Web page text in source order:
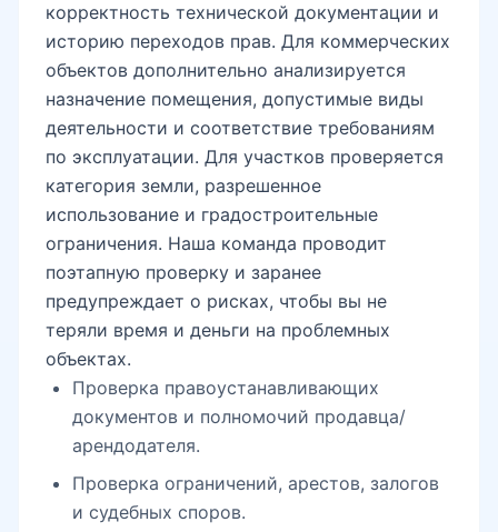
Мирабад Авеню
Westminster
Гранд Мир
ЦУМ рядом
Сквер Амира Темура рядом
Глинка
корректность технической документации и
историю переходов прав. Для коммерческих
объектов дополнительно анализируется
назначение помещения, допустимые виды
деятельности и соответствие требованиям
по эксплуатации. Для участков проверяется
категория земли, разрешенное
использование и градостроительные
ограничения. Наша команда проводит
поэтапную проверку и заранее
предупреждает о рисках, чтобы вы не
теряли время и деньги на проблемных
объектах.
Проверка правоустанавливающих
документов и полномочий продавца/
арендодателя.
Проверка ограничений, арестов, залогов
и судебных споров.